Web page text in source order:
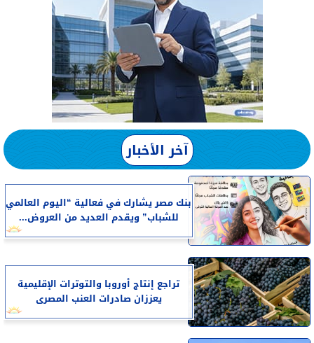
آخر الأخبار
بنك مصر يشارك في فعالية “اليوم العالمي
للشباب” ويقدم العديد من العروض...
تراجع إنتاج أوروبا والتوترات الإقليمية
يعززان صادرات العنب المصرى